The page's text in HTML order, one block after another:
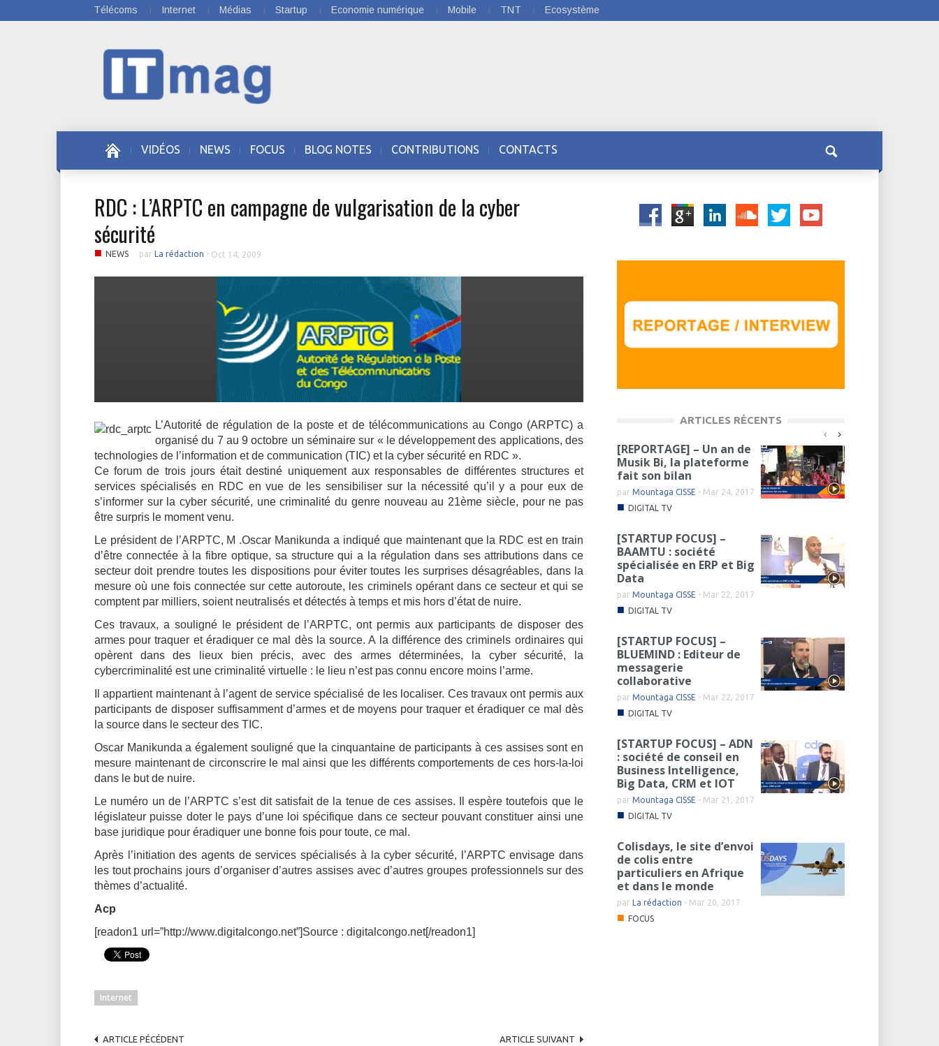
Télécoms Internet Médias Startup Economie numérique Mobile TNT Ecosystème
VIDÉOS NEWS FOCUS BLOG NOTES CONTRIBUTIONS CONTACTS
RDC : L’ARPTC en campagne de vulgarisation de la cyber
sécurité
■ NEWS par La rédaction - Oct 14, 2009
L’Autorité de régulation de la poste et de télécommunications au Congo (ARPTC) a
organisé du 7 au 9 octobre un séminaire sur « le développement des applications, des
technologies de l’information et de communication (TIC) et la cyber sécurité en RDC ».
Ce forum de trois jours était destiné uniquement aux responsables de différentes structures et
services spécialisés en RDC en vue de les sensibiliser sur la nécessité qu’il y a pour eux de
s’informer sur la cyber sécurité, une criminalité du genre nouveau au 21ème siècle, pour ne pas
être surpris le moment venu.
Le président de l’ARPTC, M .Oscar Manikunda a indiqué que maintenant que la RDC est en train
d’être connectée à la fibre optique, sa structure qui a la régulation dans ses attributions dans ce
secteur doit prendre toutes les dispositions pour éviter toutes les surprises désagréables, dans la
mesure où une fois connectée sur cette autoroute, les criminels opérant dans ce secteur et qui se
comptent par milliers, soient neutralisés et détectés à temps et mis hors d’état de nuire.
Ces travaux, a souligné le président de l’ARPTC, ont permis aux participants de disposer des
armes pour traquer et éradiquer ce mal dès la source. A la différence des criminels ordinaires qui
opèrent dans des lieux bien précis, avec des armes déterminées, la cyber sécurité, la
cybercriminalité est une criminalité virtuelle : le lieu n’est pas connu encore moins l’arme.
Il appartient maintenant à l’agent de service spécialisé de les localiser. Ces travaux ont permis aux
participants de disposer suffisamment d’armes et de moyens pour traquer et éradiquer ce mal dès
la source dans le secteur des TIC.
Oscar Manikunda a également souligné que la cinquantaine de participants à ces assises sont en
mesure maintenant de circonscrire le mal ainsi que les différents comportements de ces hors-la-loi
dans le but de nuire.
Le numéro un de l’ARPTC s’est dit satisfait de la tenue de ces assises. Il espère toutefois que le
législateur puisse doter le pays d’une loi spécifique dans ce secteur pouvant constituer ainsi une
base juridique pour éradiquer une bonne fois pour toute, ce mal.
Après l’initiation des agents de services spécialisés à la cyber sécurité, l’ARPTC envisage dans
les tout prochains jours d’organiser d’autres assises avec d’autres groupes professionnels sur des
thèmes d’actualité.
Acp
[readon1 url=”http://www.digitalcongo.net”]Source : digitalcongo.net[/readon1]
Internet
ARTICLE PÉCÉDENT ARTICLE SUIVANT
ARTICLES RÉCENTS
[REPORTAGE] – Un an de
Musik Bi, la plateforme
fait son bilan
parMountaga CISSE - Mar 24, 2017
■ DIGITAL TV
[STARTUP FOCUS] –
BAAMTU : société
spécialisée en ERP et Big
Data
parMountaga CISSE - Mar 22, 2017
■ DIGITAL TV
[STARTUP FOCUS] –
BLUEMIND : Editeur de
messagerie
collaborative
parMountaga CISSE - Mar 22, 2017
■ DIGITAL TV
[STARTUP FOCUS] – ADN
: société de conseil en
Business Intelligence,
Big Data, CRM et IOT
parMountaga CISSE - Mar 21, 2017
■ DIGITAL TV
Colisdays, le site d’envoi
de colis entre
particuliers en Afrique
et dans le monde
parLa rédaction - Mar 20, 2017
■ FOCUS